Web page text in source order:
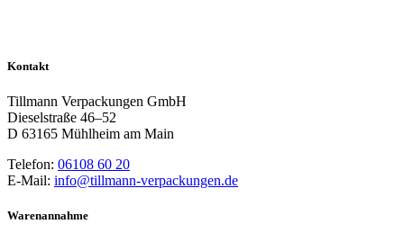
Kontakt
Tillmann Verpackungen GmbH
Dieselstraße 46–52
D 63165 Mühlheim am Main
Telefon: 06108 60 20
E-Mail: info@tillmann-verpackungen.de
Warenannahme